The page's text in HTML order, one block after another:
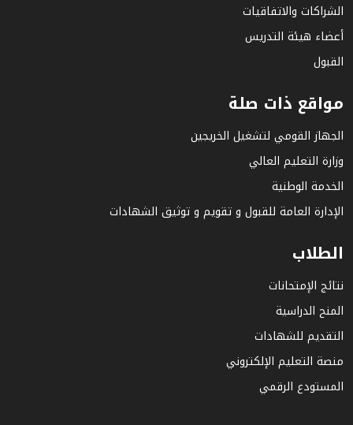
الشراكات والاتفاقيات
أعضاء هيئة التدريس
القبول
مواقع ذات صلة
الجهاز القومي لتشغيل الخريجين
وزارة التعليم العالي
الخدمة الوطنية
الإدارة العامة للقبول و تقويم و توثيق الشهادات
الطلاب
نتائج الإمتحانات
المنح الدراسية
التقديم للشهادات
منصة التعليم الإلكتروني
المستودع الرقمي